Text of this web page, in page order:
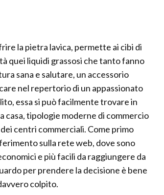
la pietra lavica, permette ai cibi di
quei liquidi grassosi che tanto fanno
sana e salutare, un accessorio
nel repertorio di un appassionato
essa si può facilmente trovare in
casa, tipologie moderne di commercio
centri commerciali. Come primo
sulla rete web, dove sono
e più facili da raggiungere da
per prendere la decisione è bene
colpito.